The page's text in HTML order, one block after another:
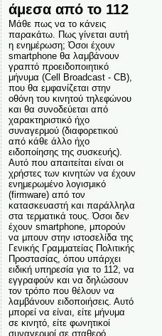
άμεσα από το 112
Μάθε πως να το κάνεις
παρακάτω. Πως γίνεται αυτή
η ενημέρωση; Όσοι έχουν
smartphone θα λαμβάνουν
γραπτό προειδοποιητικό
μήνυμα (Cell Broadcast - CB),
που θα εμφανίζεται στην
οθόνη του κινητού τηλεφώνου
και θα συνοδεύεται από
χαρακτηριστικό ήχο
συναγερμού (διαφορετικού
από κάθε άλλο ήχο
ειδοποίησης της συσκευής).
Αυτό που απαιτείται είναι οι
χρήστες των κινητών να έχουν
ενημερωμένο λογισμικό
(firmware) από τον
κατασκευαστή και παράλληλα
στα τερματικά τους. Όσοι δεν
έχουν smartphone, μπορούν
να μπουν στην ιστοσελίδα της
Γενικής Γραμματείας Πολιτικής
Προστασίας, όπου υπάρχει
ειδική υπηρεσία για το 112, να
εγγραφούν και να δηλώσουν
τον τρόπο που θέλουν να
λαμβάνουν ειδοποιήσεις. Αυτό
μπορεί να είναι, είτε μήνυμα
σε κινητό, είτε φωνητικοί
συναγερμοί σε σταθερό